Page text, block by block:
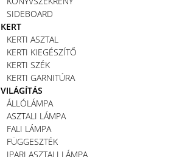
SIDEBOARD
KERT
KERTI ASZTAL
KERTI KIEGÉSZÍTŐ
KERTI SZÉK
KERTI GARNITÚRA
VILÁGÍTÁS
ÁLLÓLÁMPA
ASZTALI LÁMPA
FALI LÁMPA
FÜGGESZTÉK
IPARI ASZTALI LÁMPA